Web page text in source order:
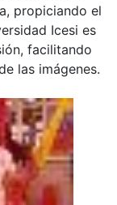
propiciando el
Icesi es
facilitando
las imágenes.